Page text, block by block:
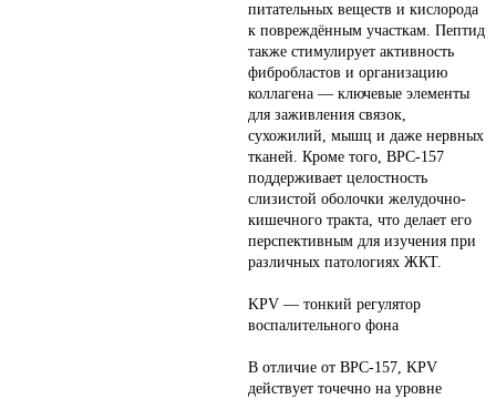
питательных веществ и кислорода
к повреждённым участкам. Пептид
также стимулирует активность
фибробластов и организацию
коллагена — ключевые элементы
для заживления связок,
сухожилий, мышц и даже нервных
тканей. Кроме того, BPC-157
поддерживает целостность
слизистой оболочки желудочно-
кишечного тракта, что делает его
перспективным для изучения при
различных патологиях ЖКТ.
KPV — тонкий регулятор
воспалительного фона
В отличие от BPC-157, KPV
действует точечно на уровне